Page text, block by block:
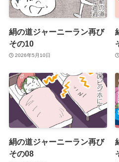
絹の道ジャーニーラン再び
その10
2026年5月10日
絹の道ジャーニーラン再び
その08